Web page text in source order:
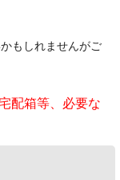
もしれませんがご
配箱等、必要な